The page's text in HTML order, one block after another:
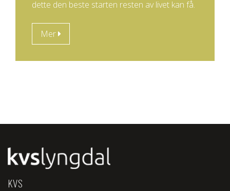
dette den beste starten resten av livet kan få.
Mer
KVS